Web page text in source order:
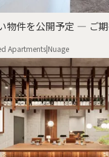
物件を公開予定 — ご期
Apartments|Nuage